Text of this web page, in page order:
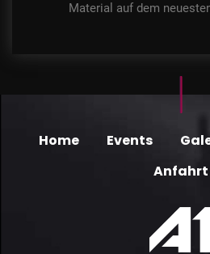
Material auf dem
Home Events
Anfahrt